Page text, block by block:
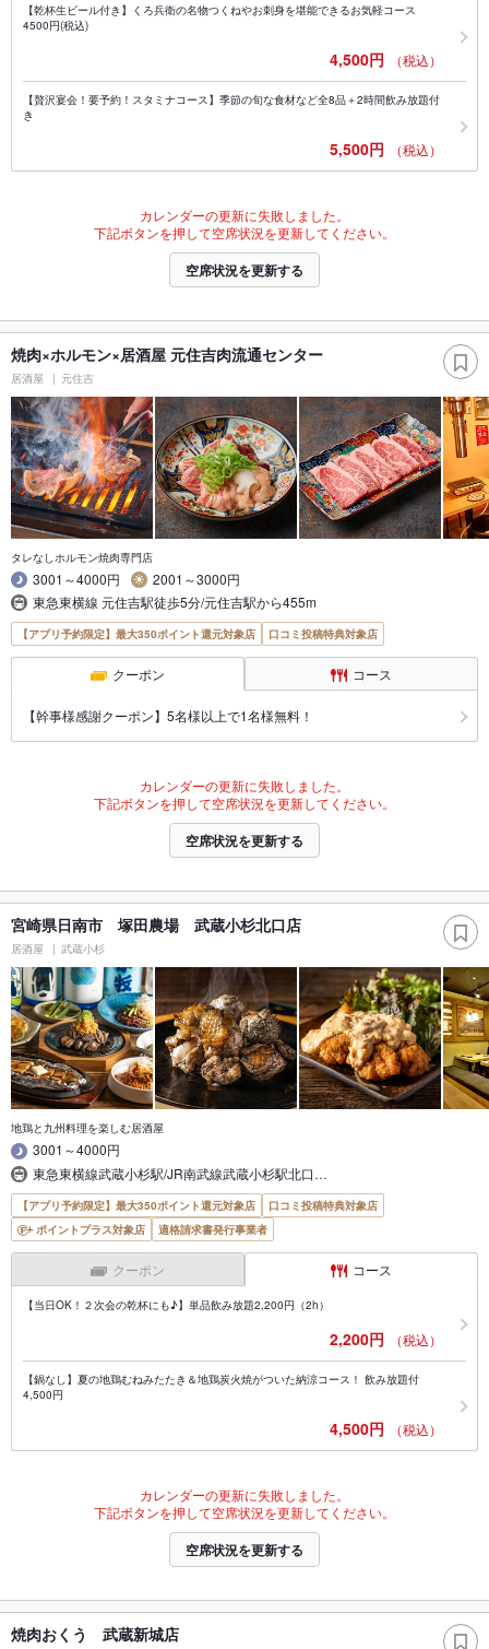
【乾杯生ビール付き】くろ兵衛の名物つくねやお刺身を堪能できるお気軽コース
4500円(税込)
4,500円 （税込）
【贅沢宴会！要予約！スタミナコース】季節の旬な食材など全8品＋2時間飲み放題付
き
5,500円 （税込）
カレンダーの更新に失敗しました。
下記ボタンを押して空席状況を更新してください。
空席状況を更新する
焼肉×ホルモン×居酒屋 元住吉肉流通センター
居酒屋 元住吉
タレなしホルモン焼肉専門店
3001～4000円
2001～3000円
東急東横線 元住吉駅徒歩5分/元住吉駅から455m
【アプリ予約限定】最大350ポイント還元対象店 口コミ投稿特典対象店
クーポン コース
【幹事様感謝クーポン】5名様以上で1名様無料！
カレンダーの更新に失敗しました。
下記ボタンを押して空席状況を更新してください。
空席状況を更新する
宮崎県日南市 塚田農場 武蔵小杉北口店
居酒屋 武蔵小杉
地鶏と九州料理を楽しむ居酒屋
3001～4000円
東急東横線武蔵小杉駅/JR南武線武蔵小杉駅北口…
【アプリ予約限定】最大350ポイント還元対象店
口コミ投稿特典対象店
ポイントプラス対象店
適格請求書発行事業者
クーポン コース
【当日OK！２次会の乾杯にも♪】単品飲み放題2,200円（2h）
2,200円 （税込）
【鍋なし】夏の地鶏むねみたたき＆地鶏炭火焼がついた納涼コース！ 飲み放題付
4,500円
4,500円 （税込）
カレンダーの更新に失敗しました。
下記ボタンを押して空席状況を更新してください。
空席状況を更新する
焼肉おくう 武蔵新城店